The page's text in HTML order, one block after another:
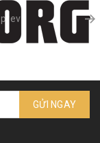
prev
GỬI NGAY